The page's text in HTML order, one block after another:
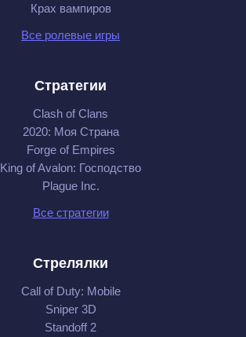
Крах вампиров
Все ролевые игры
Стратегии
Clash of Clans
2020: Моя Cтрана
Forge of Empires
King of Avalon: Господство
Plague Inc.
Все стратегии
Стрелялки
Call of Duty: Mobile
Sniper 3D
Standoff 2